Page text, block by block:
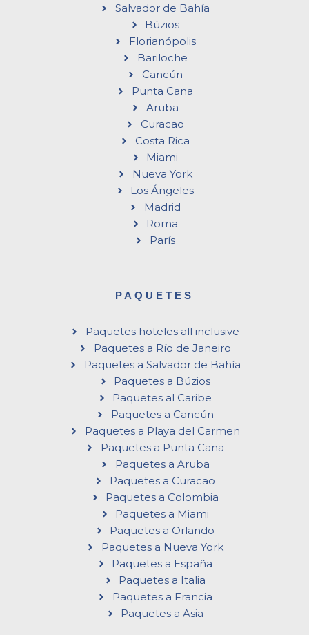
Salvador de Bahía
Búzios
Florianópolis
Bariloche
Cancún
Punta Cana
Aruba
Curacao
Costa Rica
Miami
Nueva York
Los Ángeles
Madrid
Roma
París
PAQUETES
Paquetes hoteles all inclusive
Paquetes a Río de Janeiro
Paquetes a Salvador de Bahía
Paquetes a Búzios
Paquetes al Caribe
Paquetes a Cancún
Paquetes a Playa del Carmen
Paquetes a Punta Cana
Paquetes a Aruba
Paquetes a Curacao
Paquetes a Colombia
Paquetes a Miami
Paquetes a Orlando
Paquetes a Nueva York
Paquetes a España
Paquetes a Italia
Paquetes a Francia
Paquetes a Asia